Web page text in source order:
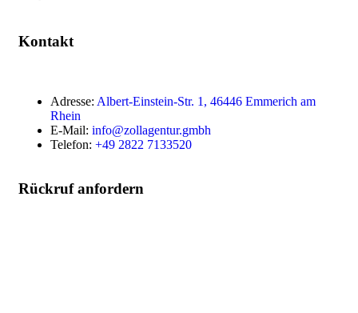
Kontakt
Adresse: Albert-Einstein-Str. 1, 46446 Emmerich am
Rhein
E-Mail: info@zollagentur.gmbh
Telefon: +49 2822 7133520
Rückruf anfordern